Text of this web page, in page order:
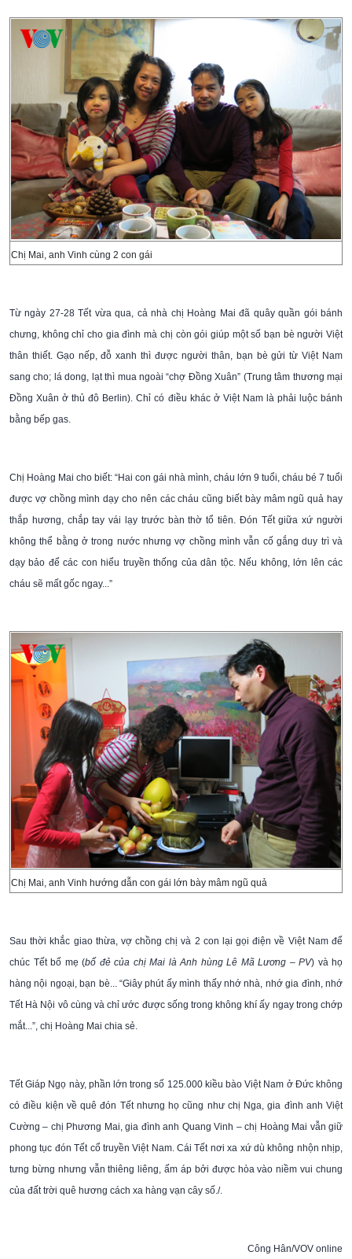
Chị Mai, anh Vinh cùng 2 con gái
Từ ngày 27-28 Tết vừa qua, cả nhà chị Hoàng Mai đã quây quần gói bánh
chưng, không chỉ cho gia đình mà chị còn gói giúp một số bạn bè người Việt
thân thiết. Gạo nếp, đỗ xanh thì được người thân, bạn bè gửi từ Việt Nam
sang cho; lá dong, lạt thì mua ngoài “chợ Đồng Xuân” (Trung tâm thương mại
Đồng Xuân ở thủ đô Berlin). Chỉ có điều khác ở Việt Nam là phải luộc bánh
bằng bếp gas.
Chị Hoàng Mai cho biết: “Hai con gái nhà mình, cháu lớn 9 tuổi, cháu bé 7 tuổi
được vợ chồng mình dạy cho nên các cháu cũng biết bày mâm ngũ quả hay
thắp hương, chắp tay vái lạy trước bàn thờ tổ tiên. Đón Tết giữa xứ người
không thể bằng ở trong nước nhưng vợ chồng mình vẫn cố gắng duy trì và
dạy bảo để các con hiểu truyền thống của dân tộc. Nếu không, lớn lên các
cháu sẽ mất gốc ngay...”
Chị Mai, anh Vinh hướng dẫn con gái lớn bày mâm ngũ quả
Sau thời khắc giao thừa, vợ chồng chị và 2 con lại gọi điện về Việt Nam để
chúc Tết bố mẹ (bố đẻ của chị Mai là Anh hùng Lê Mã Lương – PV) và họ
hàng nội ngoại, bạn bè... “Giây phút ấy mình thấy nhớ nhà, nhớ gia đình, nhớ
Tết Hà Nội vô cùng và chỉ ước được sống trong không khí ấy ngay trong chớp
mắt...”, chị Hoàng Mai chia sẻ.
Tết Giáp Ngọ này, phần lớn trong số 125.000 kiều bào Việt Nam ở Đức không
có điều kiện về quê đón Tết nhưng họ cũng như chị Nga, gia đình anh Việt
Cường – chị Phương Mai, gia đình anh Quang Vinh – chị Hoàng Mai vẫn giữ
phong tục đón Tết cổ truyền Việt Nam. Cái Tết nơi xa xứ dù không nhộn nhịp,
tưng bừng nhưng vẫn thiêng liêng, ấm áp bởi được hòa vào niềm vui chung
của đất trời quê hương cách xa hàng vạn cây số./.
Công Hân/VOV online